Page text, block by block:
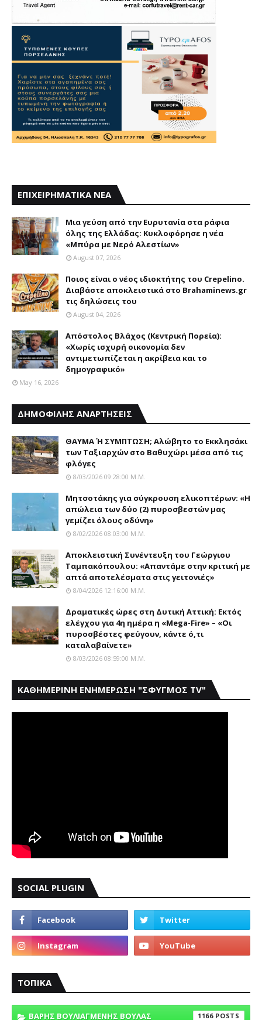
ΕΠΙΧΕΙΡΗΜΑΤΙΚΑ ΝΕΑ
Mια γεύση από την Eυρυτανία στα ράφια
όλης της Ελλάδας: Κυκλοφόρησε η νέα
«Μπύρα με Nερό Aλεστίων»
August 07, 2026
Ποιος είναι ο νέος ιδιοκτήτης του Crepelino.
Διαβάστε αποκλειστικά στο Brahaminews.gr
τις δηλώσεις του
August 04, 2026
Απόστολος Βλάχος (Κεντρική Πορεία):
«Χωρίς ισχυρή οικονομία δεν
αντιμετωπίζεται η ακρίβεια και το
δημογραφικό»
May 16, 2026
ΔΗΜΟΦΙΛΗΣ ΑΝΑΡΤΗΣΕΙΣ
ΘΑΥΜΑ Ή ΣΥΜΠΤΩΣΗ; Aλώβητο το Eκκλησάκι
των Tαξιαρχών στο Bαθυχώρι μέσα από τις
φλόγες
8/03/2026 09:28:00 Μ.μ.
Μητσοτάκης για σύγκρουση ελικοπτέρων: «Η
απώλεια των δύο (2) πυροσβεστών μας
γεμίζει όλους οδύνη»
8/02/2026 08:03:00 Μ.μ.
Αποκλειστική Συνέντευξη του Γεώργιου
Ταμπακόπουλου: «Απαντάμε στην κριτική με
απτά αποτελέσματα στις γειτονιές»
8/04/2026 12:16:00 Μ.μ.
Δραματικές ώρες στη Δυτική Αττική: Εκτός
ελέγχου για 4η ημέρα η «Mega-Fire» – «Οι
πυροσβέστες φεύγουν, κάντε ό,τι
καταλαβαίνετε»
8/03/2026 08:59:00 Μ.μ.
ΚΑΘΗΜΕΡΙΝΗ ΕΝΗΜΕΡΩΣΗ "ΣΦΥΓΜΟΣ TV"
SOCIAL PLUGIN
ΤΟΠΙΚΑ
ΒΑΡΗΣ ΒΟΥΛΙΑΓΜΕΝΗΣ ΒΟΥΛΑΣ 1166